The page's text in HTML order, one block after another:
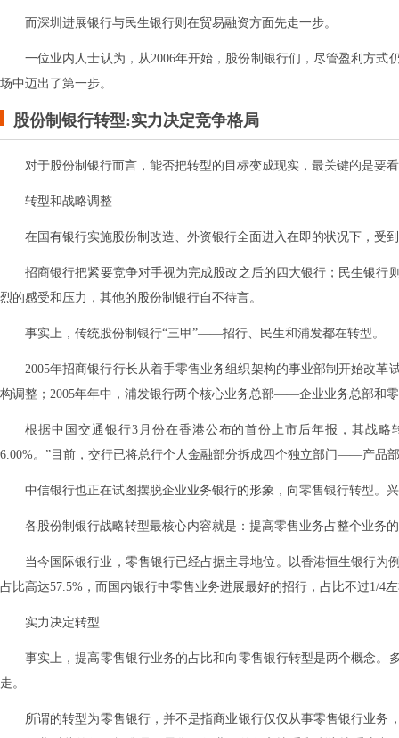
而深圳进展银行与民生银行则在贸易融资方面先走一步。
一位业内人士认为，从2006年开始，股份制银行们，尽管盈利方
场中迈出了第一步。
股份制银行转型:实力决定竞争格局
对于股份制银行而言，能否把转型的目标变成现实，最关键的是
转型和战略调整
在国有银行实施股份制改造、外资银行全面进入在即的状况下，受
招商银行把紧要竞争对手视为完成股改之后的四大银行；民生银
烈的感受和压力，其他的股份制银行自不待言。
事实上，传统股份制银行“三甲”——招行、民生和浦发都在转型。
2005年招商银行行长从着手零售业务组织架构的事业部制开始改
构调整；2005年年中，浦发银行两个核心业务总部——企业业务总部和
根据中国交通银行3月份在香港公布的首份上市后年报，其战
6.00%。”目前，交行已将总行个人金融部分拆成四个独立部门——产品
中信银行也正在试图摆脱企业业务银行的形象，向零售银行转型。
各股份制银行战略转型最核心内容就是：提高零售业务占整个业务
当今国际银行业，零售银行已经占据主导地位。以香港恒生银行为
占比高达57.5%，而国内银行中零售业务进展最好的招行，占比不过1/4
实力决定转型
事实上，提高零售银行业务的占比和向零售银行转型是两个概念
走。
所谓的转型为零售银行，并不是指商业银行仅仅从事零售银行业